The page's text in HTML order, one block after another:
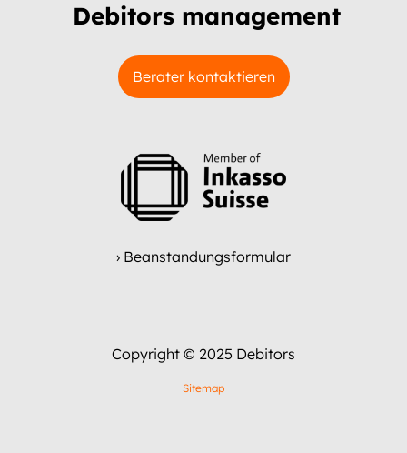
Debitors management
Berater kontaktieren
› Beanstandungsformular
Copyright © 2025 Debitors
Sitemap